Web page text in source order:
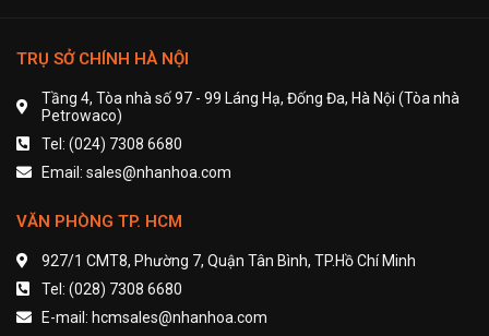
TRỤ SỞ CHÍNH HÀ NỘI
Tầng 4, Tòa nhà số 97 - 99 Láng Hạ, Đống Đa, Hà Nội (Tòa nhà
Petrowaco)
Tel: (024) 7308 6680
Email: sales@nhanhoa.com
VĂN PHÒNG TP. HCM
927/1 CMT8, Phường 7, Quận Tân Bình, TP.Hồ Chí Minh
Tel: (028) 7308 6680
E-mail: hcmsales@nhanhoa.com